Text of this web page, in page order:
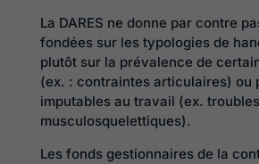
La DARES ne donne par contre
fondées sur les typologies de
plutôt sur la prévalence de
(ex. : contraintes articulaires) ou
imputables au travail (ex. troubles
musculosquelettiques).
Les fonds gestionnaires de la